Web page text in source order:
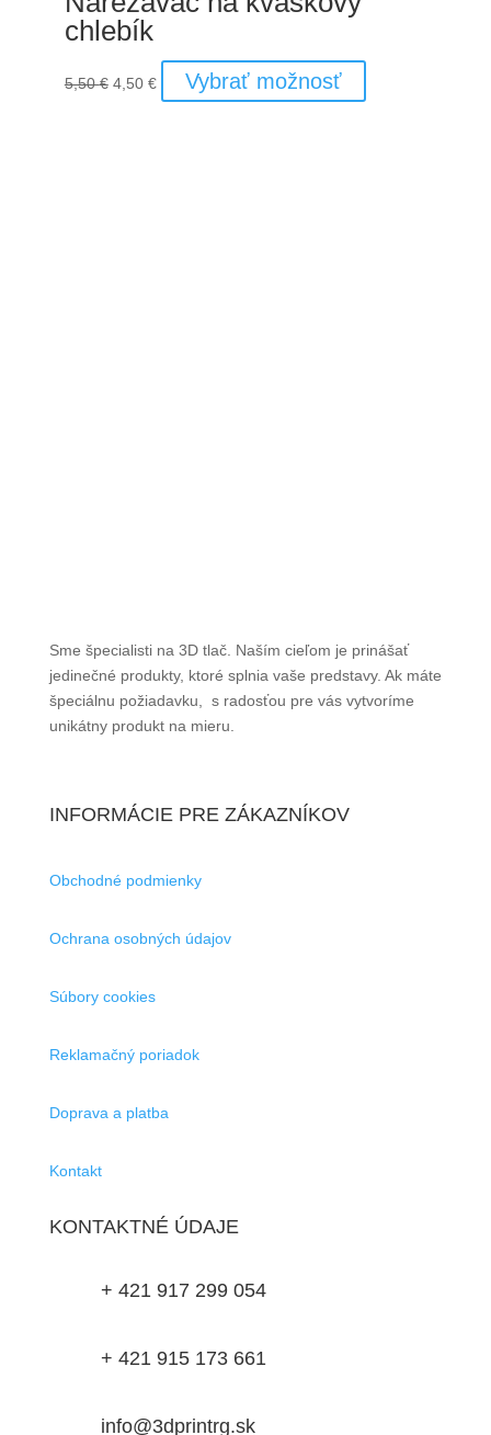
chlebík
5,50€ Pôvodná
4,50 €Aktuálna
cena
Vybrať možnosť
Sme špecialisti na 3D tlač. Naším cieľom je prinášať
jedinečné produkty, ktoré splnia vaše predstavy. Ak máte
špeciálnu požiadavku, s radosťou pre vás vytvoríme
unikátny produkt na mieru.
INFORMÁCIE PRE ZÁKAZNÍKOV
Obchodné podmienky
Ochrana osobných údajov
Súbory cookies
Reklamačný poriadok
Doprava a platba
Kontakt
KONTAKTNÉ ÚDAJE
+ 421 917 299 054
+ 421 915 173 661
info@3dprintrg.sk